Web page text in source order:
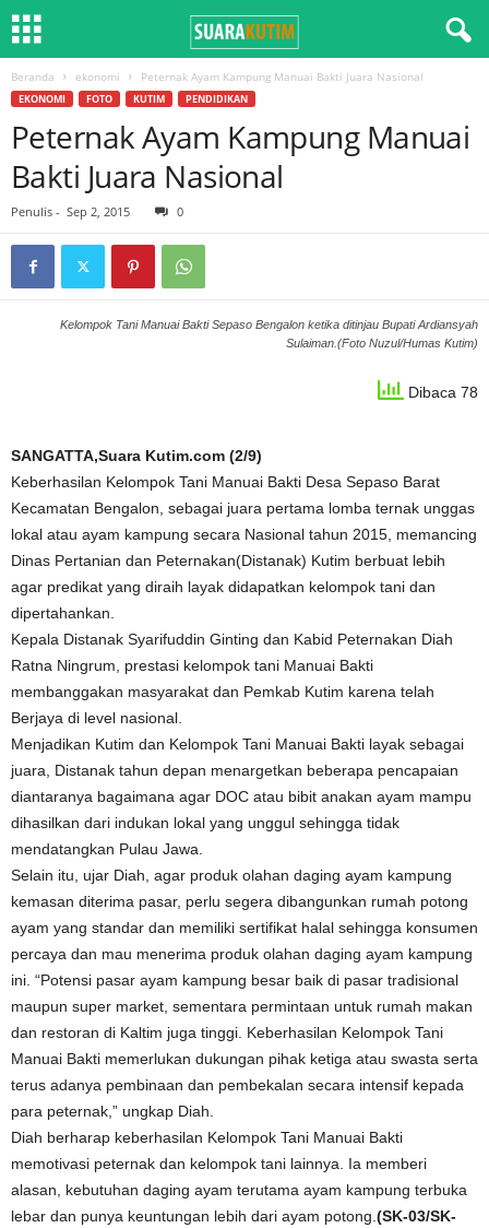
Beranda ekonomi Peternak Ayam Kampung Manuai Bakti Juara Nasional
EKONOMI FOTO KUTIM PENDIDIKAN
Peternak Ayam Kampung Manuai
Bakti Juara Nasional
Penulis - Sep 2, 2015 0
Kelompok Tani Manuai Bakti Sepaso Bengalon ketika ditinjau Bupati Ardiansyah
Sulaiman.(Foto Nuzul/Humas Kutim)
Dibaca 78
SANGATTA,Suara Kutim.com (2/9)
Keberhasilan Kelompok Tani Manuai Bakti Desa Sepaso Barat
Kecamatan Bengalon, sebagai juara pertama lomba ternak unggas
lokal atau ayam kampung secara Nasional tahun 2015, memancing
Dinas Pertanian dan Peternakan(Distanak) Kutim berbuat lebih
agar predikat yang diraih layak didapatkan kelompok tani dan
dipertahankan.
Kepala Distanak Syarifuddin Ginting dan Kabid Peternakan Diah
Ratna Ningrum, prestasi kelompok tani Manuai Bakti
membanggakan masyarakat dan Pemkab Kutim karena telah
Berjaya di level nasional.
Menjadikan Kutim dan Kelompok Tani Manuai Bakti layak sebagai
juara, Distanak tahun depan menargetkan beberapa pencapaian
diantaranya bagaimana agar DOC atau bibit anakan ayam mampu
dihasilkan dari indukan lokal yang unggul sehingga tidak
mendatangkan Pulau Jawa.
Selain itu, ujar Diah, agar produk olahan daging ayam kampung
kemasan diterima pasar, perlu segera dibangunkan rumah potong
ayam yang standar dan memiliki sertifikat halal sehingga konsumen
percaya dan mau menerima produk olahan daging ayam kampung
ini. “Potensi pasar ayam kampung besar baik di pasar tradisional
maupun super market, sementara permintaan untuk rumah makan
dan restoran di Kaltim juga tinggi. Keberhasilan Kelompok Tani
Manuai Bakti memerlukan dukungan pihak ketiga atau swasta serta
terus adanya pembinaan dan pembekalan secara intensif kepada
para peternak,” ungkap Diah.
Diah berharap keberhasilan Kelompok Tani Manuai Bakti
memotivasi peternak dan kelompok tani lainnya. Ia memberi
alasan, kebutuhan daging ayam terutama ayam kampung terbuka
lebar dan punya keuntungan lebih dari ayam potong. (SK-03/SK-